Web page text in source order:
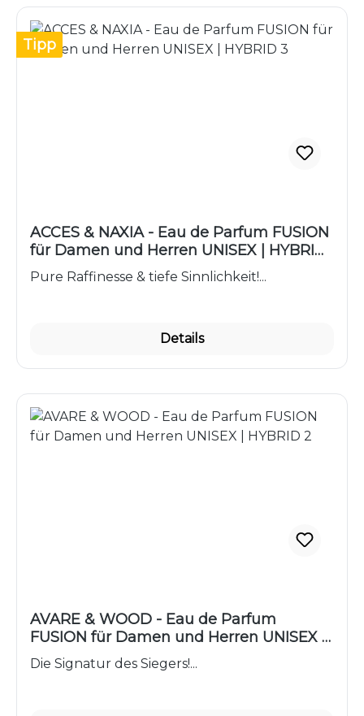
Tipp
ACCES & NAXIA - Eau de Parfum FUSION
für Damen und Herren UNISEX | HYBRID
3
Pure Raffinesse & tiefe Sinnlichkeit!...
Details
AVARE & WOOD - Eau de Parfum
FUSION für Damen und Herren UNISEX |
HYBRID 2
Die Signatur des Siegers!...